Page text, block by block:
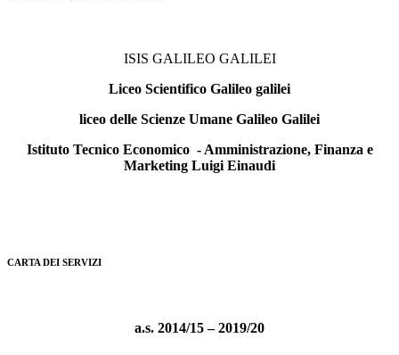
ISIS GALILEO GALILEI
Liceo Scientifico Galileo galilei
liceo delle Scienze Umane Galileo Galilei
Istituto Tecnico Economico - Amministrazione, Finanza e
Marketing Luigi Einaudi
CARTA DEI SERVIZI
a.s. 2014/15 – 2019/20